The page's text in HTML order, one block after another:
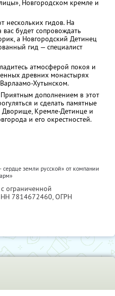
Новгородском кремле и
нескольких гидов. На
будет сопровождать
а Новгородский Детинец
гид — специалист
атмосферой покоя и
древних монастырях
Хутынском.
дополнением в этот
и сделать памятные
Кремле-Детинце и
и его окрестностей.
земли русской» от компании
ограниченной
7814672460, ОГРН